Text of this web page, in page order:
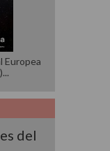
Europea
del